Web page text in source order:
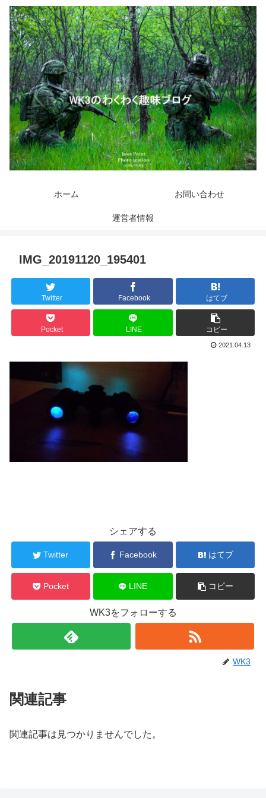
ホーム お問い合わせ
運営者情報
IMG_20191120_195401
Twitter Facebook はてブ
Pocket LINE コピー
2021.04.13
シェアする
Twitter Facebook はてブ
Pocket LINE コピー
WK3をフォローする
WK3
関連記事
関連記事は見つかりませんでした。